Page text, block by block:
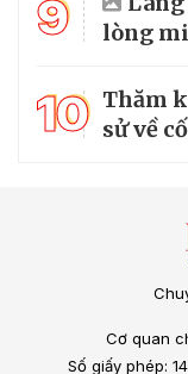
9
lòng
10 Thăm
sử về
Cơ quan
Số giấy phép: